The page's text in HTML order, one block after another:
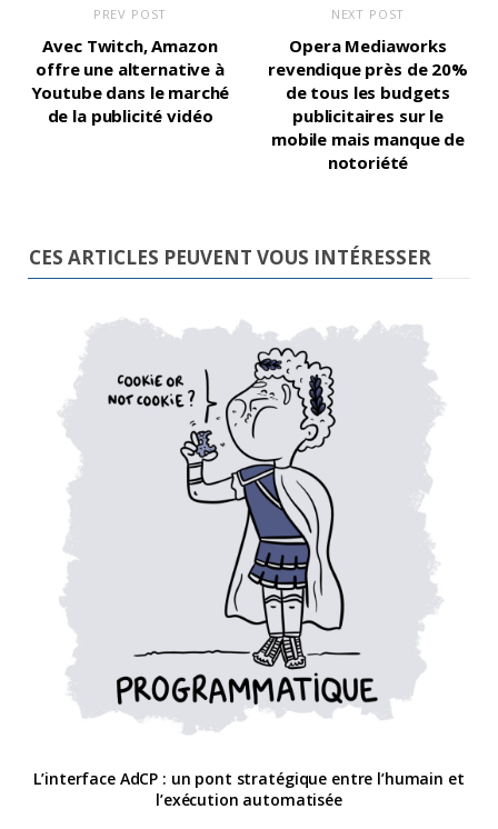
PREV POST
Avec Twitch, Amazon
offre une alternative à
Youtube dans le marché
de la publicité vidéo
NEXT POST
Opera Mediaworks
revendique près de 20%
de tous les budgets
publicitaires sur le
mobile mais manque de
notoriété
CES ARTICLES PEUVENT VOUS INTÉRESSER
L’interface AdCP : un pont stratégique entre l’humain et
l’exécution automatisée